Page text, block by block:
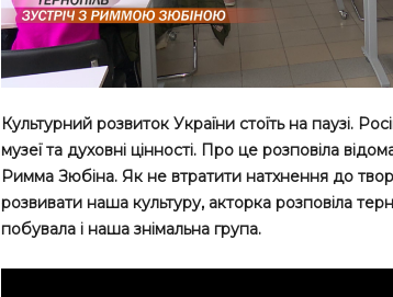
Культурний розвиток України стоїть на паузі.
музеї та духовні цінності. Про це розповіла
Римма Зюбіна. Як не втратити натхнення до
розвивати наша культуру, акторка розповіла
побувала і наша знімальна група.